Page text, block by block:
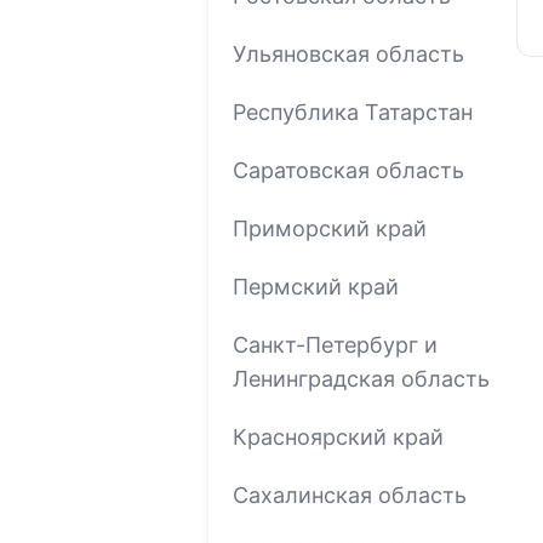
Ульяновская область
Республика Татарстан
Саратовская область
Приморский край
Пермский край
Санкт-Петербург и
Ленинградская область
Красноярский край
Сахалинская область